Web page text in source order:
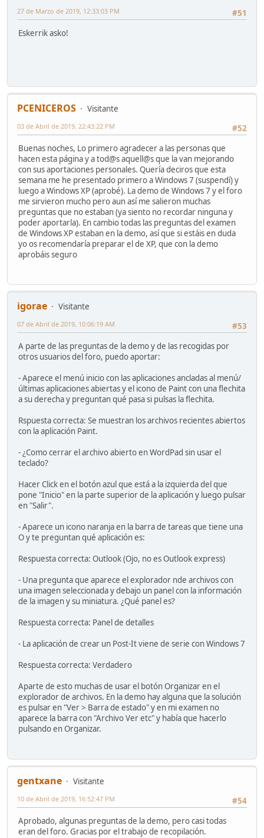
#51
27 de Marzo de 2019, 12:33:03 PM
Eskerrik asko!
PCENICEROS
Visitante
#52
03 de Abril de 2019, 22:43:22 PM
Buenas noches, Lo primero agradecer a las personas que
hacen esta página y a tod@s aquell@s que la van mejorando
con sus aportaciones personales. Quería deciros que esta
semana me he presentado primero a Windows 7 (suspendí) y
luego a Windows XP (aprobé). La demo de Windows 7 y el foro
me sirvieron mucho pero aun así me salieron muchas
preguntas que no estaban (ya siento no recordar ninguna y
poder aportarla). En cambio todas las preguntas del examen
de Windows XP estaban en la demo, así que si estáis en duda
yo os recomendaría preparar el de XP, que con la demo
aprobáis seguro
igorae
Visitante
#53
07 de Abril de 2019, 10:06:19 AM
A parte de las preguntas de la demo y de las recogidas por
otros usuarios del foro, puedo aportar:
- Aparece el menú inicio con las aplicaciones ancladas al menú/
últimas aplicaciones abiertas y el icono de Paint con una flechita
a su derecha y preguntan qué pasa si pulsas la flechita.
Rspuesta correcta: Se muestran los archivos recientes abiertos
con la aplicación Paint.
- ¿Como cerrar el archivo abierto en WordPad sin usar el
teclado?
Hacer Click en el botón azul que está a la izquierda del que
pone "Inicio" en la parte superior de la aplicación y luego pulsar
en "Salir".
- Aparece un icono naranja en la barra de tareas que tiene una
O y te preguntan qué aplicación es:
Respuesta correcta: Outlook (Ojo, no es Outlook express)
- Una pregunta que aparece el explorador nde archivos con
una imagen seleccionada y debajo un panel con la información
de la imagen y su miniatura. ¿Qué panel es?
Respuesta correcta: Panel de detalles
- La aplicación de crear un Post-It viene de serie con Windows 7
Respuesta correcta: Verdadero
Aparte de esto muchas de usar el botón Organizar en el
explorador de archivos. En la demo hay alguna que la solución
es pulsar en "Ver > Barra de estado" y en mi examen no
aparece la barra con "Archivo Ver etc" y había que hacerlo
pulsando en Organizar.
gentxane
Visitante
#54
10 de Abril de 2019, 16:52:47 PM
Aprobado, algunas preguntas de la demo, pero casi todas
eran del foro. Gracias por el trabajo de recopilación.